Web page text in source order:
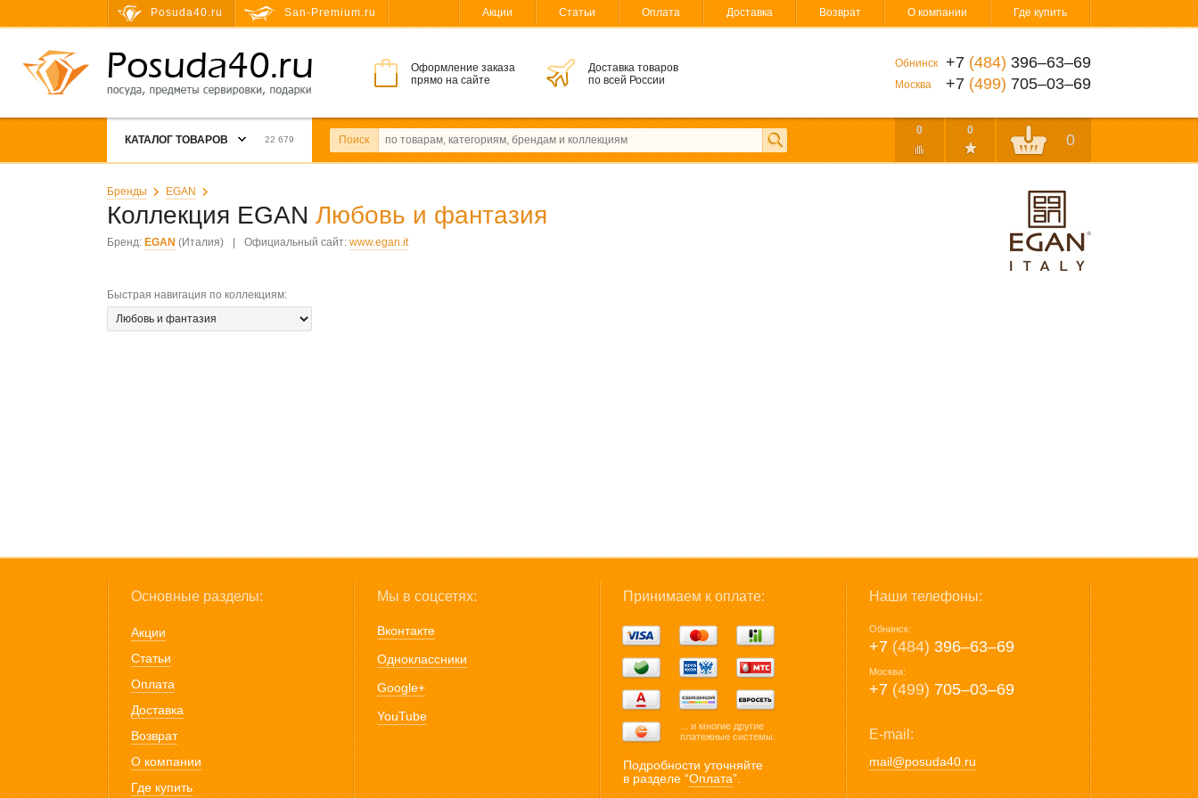
Posuda40.ru San-Premium.ru Акции Статьи Оплата Доставка Возврат О компании Где купить
Оформление заказа
прямо на сайте
Доставка товаров
по всей России
Обнинск +7 (484) 396‒63‒69
Москва +7 (499) 705‒03‒69
КАТАЛОГ ТОВАРОВ 22 679 Поиск
0 0
0
Бренды EGAN
Коллекция EGAN Любовь и фантазия
Бренд: EGAN (Италия) Официальный сайт: www.egan.it
Быстрая навигация по коллекциям:
Основные разделы:
Акции
Статьи
Оплата
Доставка
Возврат
О компании
Где купить
Мы в соцсетях:
Вконтакте
Одноклассники
Google+
YouTube
Принимаем к оплате:
... и многие другие
платежные системы.
Подробности уточняйте
в разделе “Оплата”.
Наши телефоны:
Обнинск:
+7 (484) 396‒63‒69
Москва:
+7 (499) 705‒03‒69
E-mail:
mail@posuda40.ru